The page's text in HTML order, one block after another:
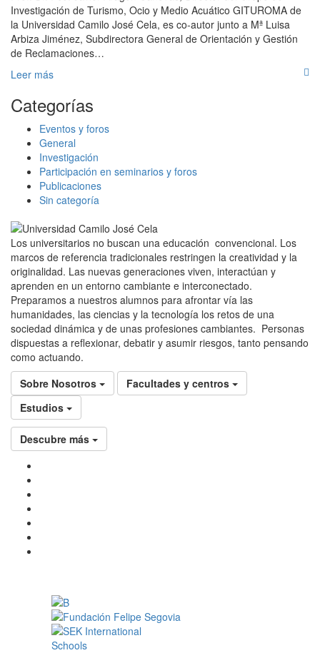
Investigación de Turismo, Ocio y Medio Acuático GITUROMA de
la Universidad Camilo José Cela, es co-autor junto a Mª Luisa
Arbiza Jiménez, Subdirectora General de Orientación y Gestión
de Reclamaciones…
Leer más
Categorías
Eventos y foros
General
Investigación
Participación en seminarios y foros
Publicaciones
Sin categoría
Los universitarios no buscan una educación convencional. Los
marcos de referencia tradicionales restringen la creatividad y la
originalidad. Las nuevas generaciones viven, interactúan y
aprenden en un entorno cambiante e interconectado.
Preparamos a nuestros alumnos para afrontar vía las
humanidades, las ciencias y la tecnología los retos de una
sociedad dinámica y de unas profesiones cambiantes. Personas
dispuestas a reflexionar, debatir y asumir riesgos, tanto pensando
como actuando.
Sobre Nosotros
Facultades y centros
Estudios
Descubre más